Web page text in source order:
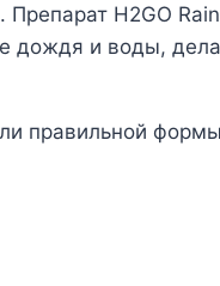
H2GO
дождя и воды,
правильной